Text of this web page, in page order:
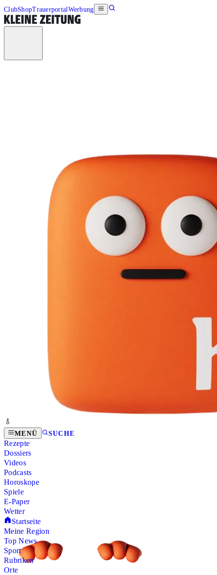
ClubShopTrauerportalWerbung
MENÜ SUCHE
Rezepte
Dossiers
Videos
Podcasts
Horoskope
Spiele
E-Paper
Wetter
Startseite
Meine Region
Top News
Sport
Rubriken
Orte